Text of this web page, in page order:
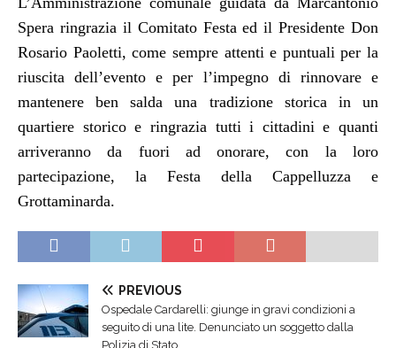
Spera ringrazia il Comitato Festa ed il Presidente Don
Rosario Paoletti, come sempre attenti e puntuali per la
riuscita dell’evento e per l’impegno di rinnovare e
mantenere ben salda una tradizione storica in un
quartiere storico e ringrazia tutti i cittadini e quanti
arriveranno da fuori ad onorare, con la loro
partecipazione, la Festa della Cappelluzza e
Grottaminarda.
PREVIOUS
Ospedale Cardarelli: giunge in gravi condizioni a
seguito di una lite. Denunciato un soggetto dalla
Polizia di Stato.